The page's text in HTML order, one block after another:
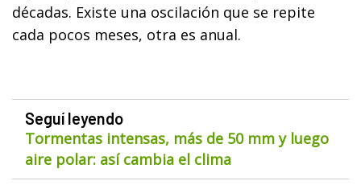
décadas. Existe una oscilación que se repite
cada pocos meses, otra es anual.
Seguí leyendo
Tormentas intensas, más de 50 mm y luego
aire polar: así cambia el clima